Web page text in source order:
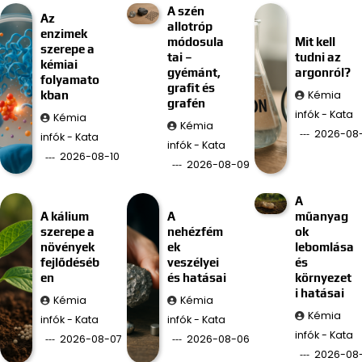
Az
enzimek
szerepe a
kémiai
folyamato
kban
Kémia
infók - Kata
2026-08-10
A szén
allotróp
módosula
tai –
gyémánt,
grafit és
grafén
Kémia
infók - Kata
2026-08-09
Mit kell
tudni az
argonról?
Kémia
infók - Kata
2026-
A kálium
szerepe a
növények
fejlődéséb
en
Kémia
infók - Kata
2026-08-07
A
nehézfém
ek
veszélyei
és hatásai
Kémia
infók - Kata
2026-08-06
A
műanyag
ok
lebomlása
és
környezet
i hatásai
Kémia
infók - Kata
2026-